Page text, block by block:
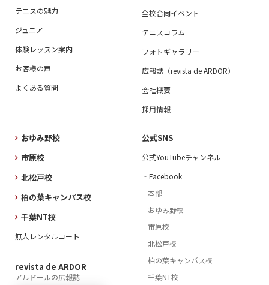
テニスの魅力
ジュニア
体験レッスン案内
お客様の声
よくある質問
全校合同イベント
テニスコラム
フォトギャラリー
広報誌（revista de ARDOR）
会社概要
採用情報
おゆみ野校
市原校
北松戸校
柏の葉キャンパス校
千葉NT校
無人レンタルコート
revista de ARDOR
アルドールの広報誌
公式SNS
公式YouTubeチャンネル
‐Facebook
本部
おゆみ野校
市原校
北松戸校
柏の葉キャンパス校
千葉NT校